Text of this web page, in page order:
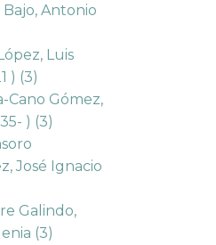
Antonio
Luis
) (3)
Cano Gómez,
) (3)
José Ignacio
Galindo,
(3)